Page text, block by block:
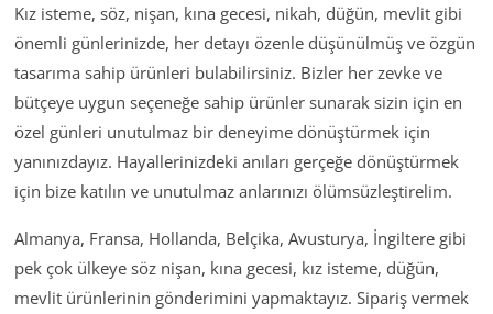
Kız isteme, söz, nişan, kına gecesi, nikah, düğün, mevlit gibi
önemli günlerinizde, her detayı özenle düşünülmüş ve özgün
tasarıma sahip ürünleri bulabilirsiniz. Bizler her zevke ve
bütçeye uygun seçeneğe sahip ürünler sunarak sizin için en
özel günleri unutulmaz bir deneyime dönüştürmek için
yanınızdayız. Hayallerinizdeki anıları gerçeğe dönüştürmek
için bize katılın ve unutulmaz anlarınızı ölümsüzleştirelim.
Almanya, Fransa, Hollanda, Belçika, Avusturya, İngiltere gibi
pek çok ülkeye söz nişan, kına gecesi, kız isteme, düğün,
mevlit ürünlerinin gönderimini yapmaktayız. Sipariş vermek